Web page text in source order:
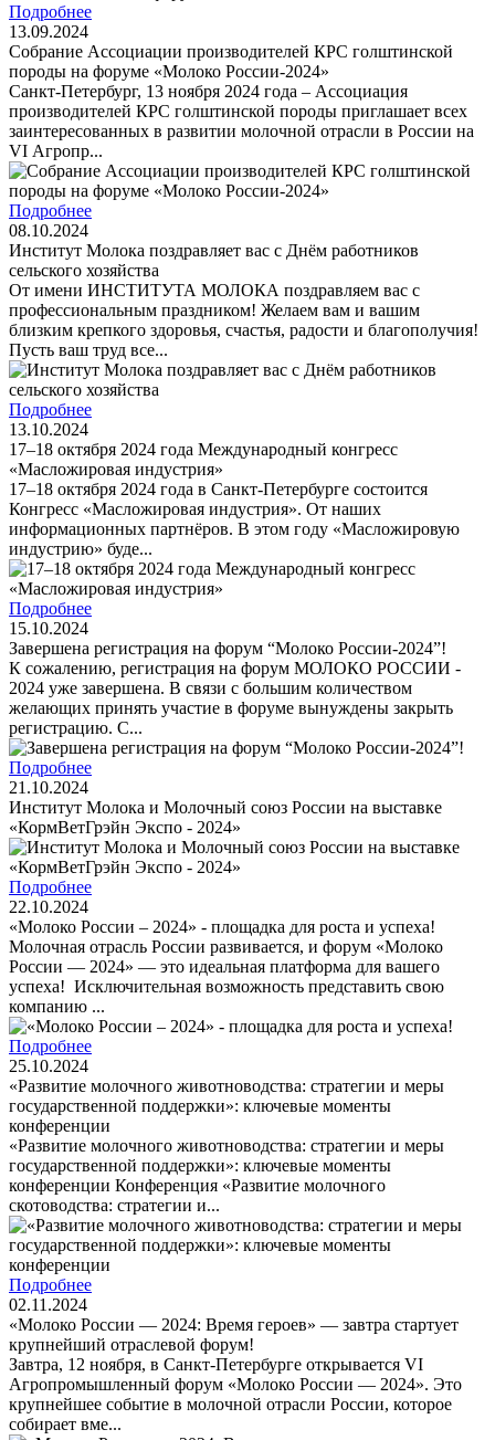
Подробнее
13.09.2024
Собрание Ассоциации производителей КРС голштинской
породы на форуме «Молоко России-2024»
Санкт-Петербург, 13 ноября 2024 года – Ассоциация
производителей КРС голштинской породы приглашает всех
заинтересованных в развитии молочной отрасли в России на
VI Агропр...
Подробнее
08.10.2024
Институт Молока поздравляет вас с Днём работников
сельского хозяйства
От имени ИНСТИТУТА МОЛОКА поздравляем вас с
профессиональным праздником! Желаем вам и вашим
близким крепкого здоровья, счастья, радости и благополучия!
Пусть ваш труд все...
Подробнее
13.10.2024
17–18 октября 2024 года Международный конгресс
«Масложировая индустрия»
17–18 октября 2024 года в Санкт-Петербурге состоится
Конгресс «Масложировая индустрия». От наших
информационных партнёров. В этом году «Масложировую
индустрию» буде...
Подробнее
15.10.2024
Завершена регистрация на форум “Молоко России-2024”!
К сожалению, регистрация на форум МОЛОКО РОССИИ -
2024 уже завершена. В связи с большим количеством
желающих принять участие в форуме вынуждены закрыть
регистрацию. С...
Подробнее
21.10.2024
Институт Молока и Молочный союз России на выставке
«КормВетГрэйн Экспо - 2024»
Подробнее
22.10.2024
«Молоко России – 2024» - площадка для роста и успеха!
Молочная отрасль России развивается, и форум «Молоко
России — 2024» — это идеальная платформа для вашего
успеха! Исключительная возможность представить свою
компанию ...
Подробнее
25.10.2024
«Развитие молочного животноводства: стратегии и меры
государственной поддержки»: ключевые моменты
конференции
«Развитие молочного животноводства: стратегии и меры
государственной поддержки»: ключевые моменты
конференции Конференция «Развитие молочного
скотоводства: стратегии и...
Подробнее
02.11.2024
«Молоко России — 2024: Время героев» — завтра стартует
крупнейший отраслевой форум!
Завтра, 12 ноября, в Санкт-Петербурге открывается VI
Агропромышленный форум «Молоко России — 2024». Это
крупнейшее событие в молочной отрасли России, которое
собирает вме...